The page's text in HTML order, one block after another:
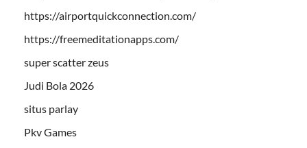
https://airportquickconnection.com/
https://freemeditationapps.com/
super scatter zeus
Judi Bola 2026
situs parlay
Pkv Games